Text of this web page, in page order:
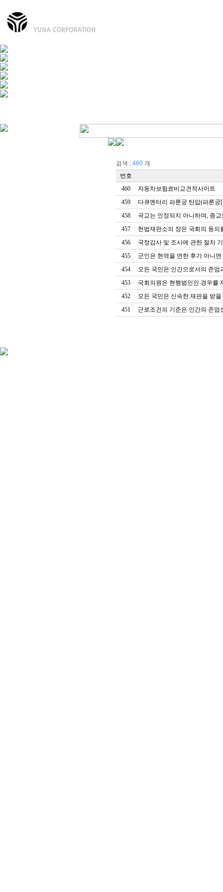
검색 : 460 개
번호
460
자동차보험료비교견적사이트
459
다큐멘터리 파룬궁 탄압(파룬
458
457
헌법재판소의 장은 국회의 동
456
국정감사 및 조사에 관한 절차
455
군인은 현역을 면한 후가 아니
454
453
452
451
근로조건의 기준은 인간의 존